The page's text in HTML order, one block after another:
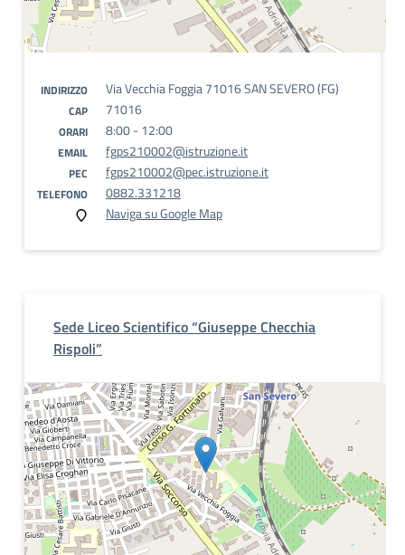
INDIRIZZO Via Vecchia Foggia 71016 SAN SEVERO (FG)
CAP 71016
ORARI 8:00 - 12:00
EMAIL fgps210002@istruzione.it
PEC fgps210002@pec.istruzione.it
TELEFONO
0882.331218
Naviga su Google Map
Sede Liceo Scientifico “Giuseppe Checchia
Rispoli”